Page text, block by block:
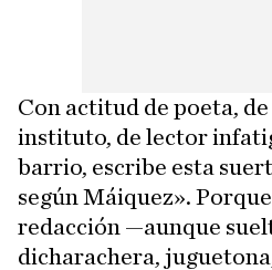
Con actitud de poeta,
instituto, de lector
barrio, escribe esta
según Máiquez».
redacción —aunque
dicharachera,